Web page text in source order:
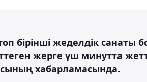
бірінші жеделдік санаты
жерге үш минутта
хабарламасында.